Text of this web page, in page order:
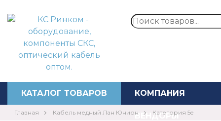
КАТАЛОГ ТОВАРОВ КОМПАНИЯ
ВЕНДОРЫ
Главная Кабель медный Лан Юнион Категория 5e